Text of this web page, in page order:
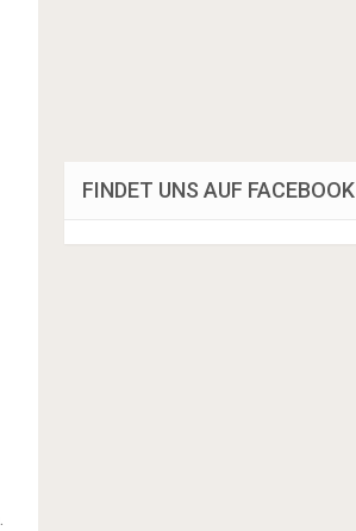
FINDET UNS AUF FACEBOOK